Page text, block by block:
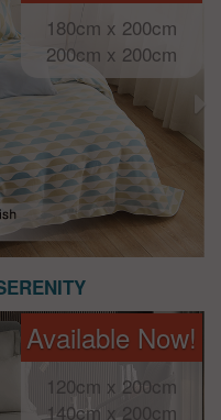
180cm x 200cm
200cm x 200cm
Available Now!
120cm x 200cm
140cm x 200cm